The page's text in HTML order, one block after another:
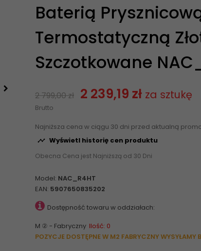
Baterią
Termostatyczną
Szczotkowane
2 799,00 zł 2 239,19 zł za sztukę
Brutto
Najniższa cena w ciągu 30 dni przed aktualną
 Wyświetl historię cen produktu
Obecna Cena jest Najniższą od 30 Dni
Model: NAC_R4HT
EAN: 5907650835202
Dostępność towaru w oddziałach:
M ② - Fabryczny Ilość: 0
POZYCJE DOSTĘPNE W M2 FABRYCZNY